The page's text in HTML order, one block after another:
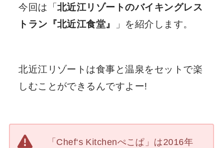
今回は「北近江リゾートのバイキングレス
トラン『北近江食堂』
」を紹介します。
北近江リゾートは食事と温泉をセットで楽
しむことができるんですよー!
「Chef‘s Kitchenぺこぱ」は2016年